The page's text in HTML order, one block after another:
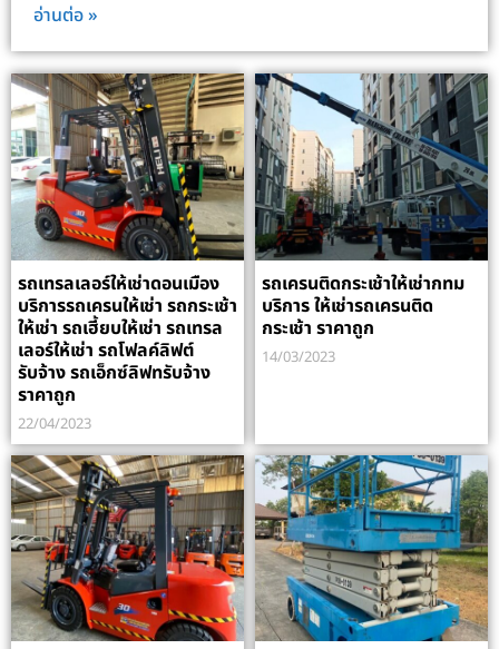
อ่านต่อ »
รถเทรลเลอร์ให้เช่าดอนเมือง
บริการรถเครนให้เช่า รถกระเช้า
ให้เช่า รถเฮี้ยบให้เช่า รถเทรล
เลอร์ให้เช่า รถโฟลค์ลิฟต์
รับจ้าง รถเอ็กซ์ลิฟทรับจ้าง
ราคาถูก
22/04/2023
รถเครนติดกระเช้าให้เช่ากทม
บริการ ให้เช่ารถเครนติด
กระเช้า ราคาถูก
14/03/2023